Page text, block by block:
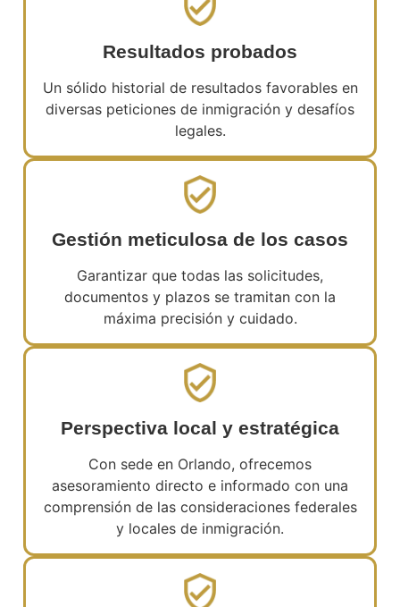
Resultados probados
Un sólido historial de resultados favorables en
diversas peticiones de inmigración y desafíos
legales.
Gestión meticulosa de los casos
Garantizar que todas las solicitudes,
documentos y plazos se tramitan con la
máxima precisión y cuidado.
Perspectiva local y estratégica
Con sede en Orlando, ofrecemos
asesoramiento directo e informado con una
comprensión de las consideraciones federales
y locales de inmigración.